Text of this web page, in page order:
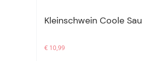
Kleinschwein Coole Sau
€ 10,99